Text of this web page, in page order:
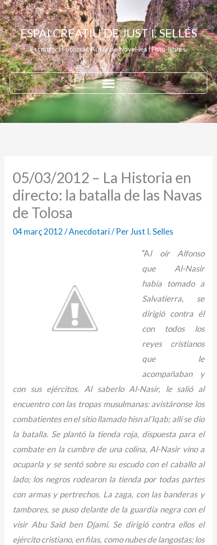
Vés
al
contingutESPAI CREATIU DE JUST I. SELLÉS
Escriptor i Fotògraf. Autor de Novel·les i Foto-llibres.
05/03/2012 – La Historia en
directo: la batalla de las Navas
de Tolosa
04 març 2012/Anecdotari/ PerJust I. Selles
"Al oír Alfonso
que Al-Nasir
había tomado a
Salvatierra, se
dirigió contra él
con todos los
reyes cristianos
que le
acompañaban y
con sus ejércitos. Al saberlo Al-Nasir, le salió al
encuentro con las tropas musulmanas: avistáronse los
combatientes en el sitio llamado hisn al’Iqab; allí se dio
la batalla. Se plantó la tienda roja, dispuesta para el
combate en la cumbre de una colina, Al-Nasir vino a
ocuparla y se sentó sobre su escudo con el caballo al
lado; los negros rodearon la tienda por todas partes
con armas y pertrechos. La zaga, con las banderas y
tambores, se puso delante de la guardia negra con el
visir Abu Said ben Djami. Se dirigió contra ellos el
ejército cristiano, en filas, como nubes de langostas; los